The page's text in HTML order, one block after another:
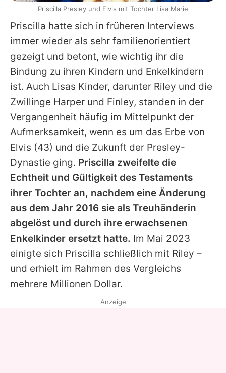
Priscilla hatte sich in früheren Interviews
immer wieder als sehr familienorientiert
gezeigt und betont, wie wichtig ihr die
Bindung zu ihren Kindern und Enkelkindern
ist. Auch Lisas Kinder, darunter Riley und die
Zwillinge Harper und Finley, standen in der
Vergangenheit häufig im Mittelpunkt der
Aufmerksamkeit, wenn es um das Erbe von
Elvis (43) und die Zukunft der Presley-
Dynastie ging. Priscilla zweifelte die
Echtheit und Gültigkeit des Testaments
ihrer Tochter an, nachdem eine Änderung
aus dem Jahr 2016 sie als Treuhänderin
abgelöst und durch ihre erwachsenen
Enkelkinder ersetzt hatte. Im Mai 2023
einigte sich Priscilla schließlich mit Riley –
und erhielt im Rahmen des Vergleichs
mehrere Millionen Dollar.
Priscilla Presley und Elvis mit Tochter Lisa Marie
Anzeige